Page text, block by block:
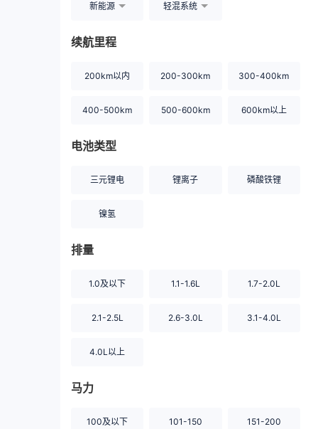
新能源 轻混系统
续航里程
200km以内 200-300km 300-400km
400-500km 500-600km 600km以上
电池类型
三元锂电 锂离子 磷酸铁锂
镍氢
排量
1.0及以下 1.1-1.6L 1.7-2.0L
2.1-2.5L 2.6-3.0L 3.1-4.0L
4.0L以上
马力
100及以下 101-150 151-200